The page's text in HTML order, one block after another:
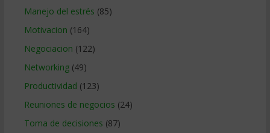
Manejo del estrés (85)
Motivacion (164)
Negociacion (122)
Networking(49)
Productividad (123)
Reuniones de negocios (24)
Toma de decisiones (87)